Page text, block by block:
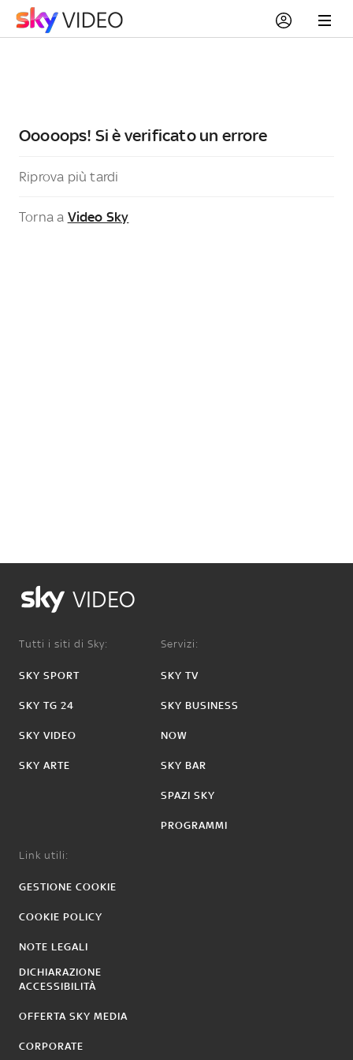
Ooooops! Si è verificato un errore
Riprova più tardi
Torna a Video Sky
VIDEO
Tutti i siti di Sky:
SKY SPORT
SKY TG 24
SKY VIDEO
SKY ARTE
Servizi:
SKY TV
SKY BUSINESS
NOW
SKY BAR
SPAZI SKY
PROGRAMMI
Link utili:
GESTIONE COOKIE
COOKIE POLICY
NOTE LEGALI
DICHIARAZIONE
ACCESSIBILITÀ
OFFERTA SKY MEDIA
CORPORATE